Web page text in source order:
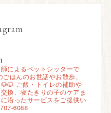
によるペットシッターで
はんのお世話やお散歩、
ご飯・トイレの補助や
換、寝たきりの子のケアま
沿ったサービスをご提供い
6088